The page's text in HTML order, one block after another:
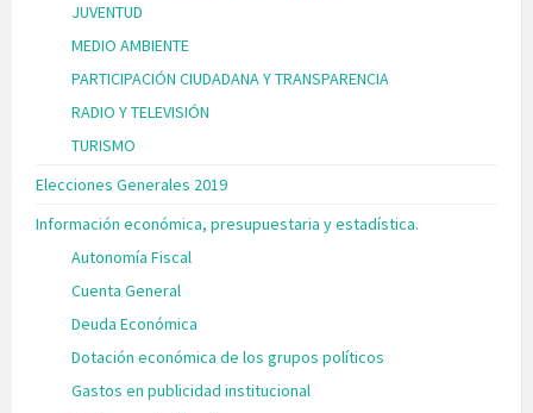
JUVENTUD
MEDIO AMBIENTE
PARTICIPACIÓN CIUDADANA Y TRANSPARENCIA
RADIO Y TELEVISIÓN
TURISMO
Elecciones Generales 2019
Información económica, presupuestaria y estadística.
Autonomía Fiscal
Cuenta General
Deuda Económica
Dotación económica de los grupos políticos
Gastos en publicidad institucional